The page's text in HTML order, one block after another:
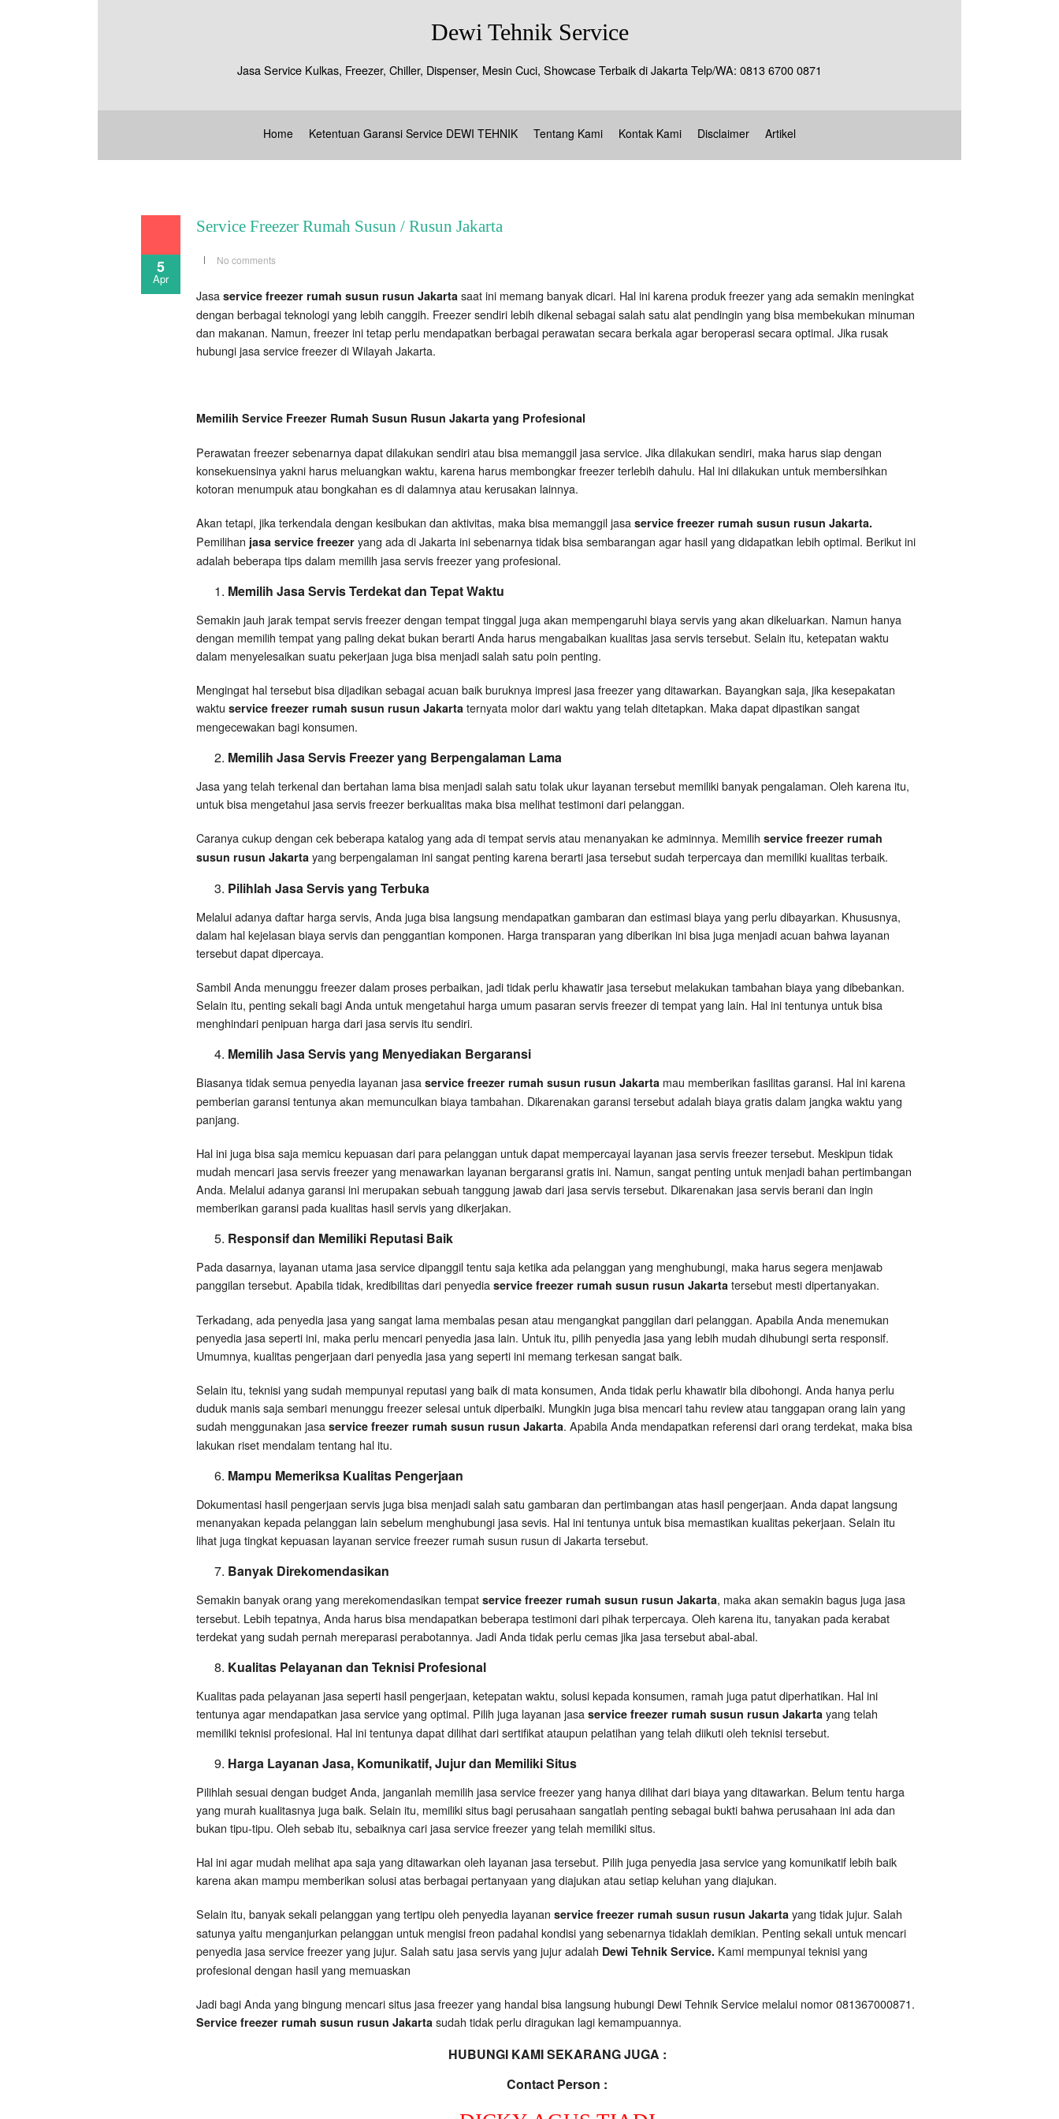
Dewi Tehnik Service
Jasa Service Kulkas, Freezer, Chiller, Dispenser, Mesin Cuci, Showcase Terbaik di Jakarta Telp/WA: 0813 6700 0871
Home Ketentuan Garansi Service DEWI TEHNIK Tentang Kami Kontak Kami Disclaimer Artikel
5
Apr
Service Freezer Rumah Susun / Rusun Jakarta
No comments
Jasa service freezer rumah susun rusun Jakarta saat ini memang banyak dicari. Hal ini karena produk freezer yang ada semakin meningkat
dengan berbagai teknologi yang lebih canggih. Freezer sendiri lebih dikenal sebagai salah satu alat pendingin yang bisa membekukan minuman
dan makanan. Namun, freezer ini tetap perlu mendapatkan berbagai perawatan secara berkala agar beroperasi secara optimal. Jika rusak
hubungi jasa service freezer di Wilayah Jakarta.
Memilih Service Freezer Rumah Susun Rusun Jakarta yang Profesional
Perawatan freezer sebenarnya dapat dilakukan sendiri atau bisa memanggil jasa service. Jika dilakukan sendiri, maka harus siap dengan
konsekuensinya yakni harus meluangkan waktu, karena harus membongkar freezer terlebih dahulu. Hal ini dilakukan untuk membersihkan
kotoran menumpuk atau bongkahan es di dalamnya atau kerusakan lainnya.
Akan tetapi, jika terkendala dengan kesibukan dan aktivitas, maka bisa memanggil jasa service freezer rumah susun rusun Jakarta.
Pemilihan jasa service freezer yang ada di Jakarta ini sebenarnya tidak bisa sembarangan agar hasil yang didapatkan lebih optimal. Berikut ini
adalah beberapa tips dalam memilih jasa servis freezer yang profesional.
Memilih Jasa Servis Terdekat dan Tepat Waktu
Semakin jauh jarak tempat servis freezer dengan tempat tinggal juga akan mempengaruhi biaya servis yang akan dikeluarkan. Namun hanya
dengan memilih tempat yang paling dekat bukan berarti Anda harus mengabaikan kualitas jasa servis tersebut. Selain itu, ketepatan waktu
dalam menyelesaikan suatu pekerjaan juga bisa menjadi salah satu poin penting.
Mengingat hal tersebut bisa dijadikan sebagai acuan baik buruknya impresi jasa freezer yang ditawarkan. Bayangkan saja, jika kesepakatan
waktu service freezer rumah susun rusun Jakarta ternyata molor dari waktu yang telah ditetapkan. Maka dapat dipastikan sangat
mengecewakan bagi konsumen.
Memilih Jasa Servis Freezer yang Berpengalaman Lama
Jasa yang telah terkenal dan bertahan lama bisa menjadi salah satu tolak ukur layanan tersebut memiliki banyak pengalaman. Oleh karena itu,
untuk bisa mengetahui jasa servis freezer berkualitas maka bisa melihat testimoni dari pelanggan.
Caranya cukup dengan cek beberapa katalog yang ada di tempat servis atau menanyakan ke adminnya. Memilih service freezer rumah
susun rusun Jakarta yang berpengalaman ini sangat penting karena berarti jasa tersebut sudah terpercaya dan memiliki kualitas terbaik.
Pilihlah Jasa Servis yang Terbuka
Melalui adanya daftar harga servis, Anda juga bisa langsung mendapatkan gambaran dan estimasi biaya yang perlu dibayarkan. Khususnya,
dalam hal kejelasan biaya servis dan penggantian komponen. Harga transparan yang diberikan ini bisa juga menjadi acuan bahwa layanan
tersebut dapat dipercaya.
Sambil Anda menunggu freezer dalam proses perbaikan, jadi tidak perlu khawatir jasa tersebut melakukan tambahan biaya yang dibebankan.
Selain itu, penting sekali bagi Anda untuk mengetahui harga umum pasaran servis freezer di tempat yang lain. Hal ini tentunya untuk bisa
menghindari penipuan harga dari jasa servis itu sendiri.
Memilih Jasa Servis yang Menyediakan Bergaransi
Biasanya tidak semua penyedia layanan jasa service freezer rumah susun rusun Jakarta mau memberikan fasilitas garansi. Hal ini karena
pemberian garansi tentunya akan memunculkan biaya tambahan. Dikarenakan garansi tersebut adalah biaya gratis dalam jangka waktu yang
panjang.
Hal ini juga bisa saja memicu kepuasan dari para pelanggan untuk dapat mempercayai layanan jasa servis freezer tersebut. Meskipun tidak
mudah mencari jasa servis freezer yang menawarkan layanan bergaransi gratis ini. Namun, sangat penting untuk menjadi bahan pertimbangan
Anda. Melalui adanya garansi ini merupakan sebuah tanggung jawab dari jasa servis tersebut. Dikarenakan jasa servis berani dan ingin
memberikan garansi pada kualitas hasil servis yang dikerjakan.
Responsif dan Memiliki Reputasi Baik
Pada dasarnya, layanan utama jasa service dipanggil tentu saja ketika ada pelanggan yang menghubungi, maka harus segera menjawab
panggilan tersebut. Apabila tidak, kredibilitas dari penyedia service freezer rumah susun rusun Jakarta tersebut mesti dipertanyakan.
Terkadang, ada penyedia jasa yang sangat lama membalas pesan atau mengangkat panggilan dari pelanggan. Apabila Anda menemukan
penyedia jasa seperti ini, maka perlu mencari penyedia jasa lain. Untuk itu, pilih penyedia jasa yang lebih mudah dihubungi serta responsif.
Umumnya, kualitas pengerjaan dari penyedia jasa yang seperti ini memang terkesan sangat baik.
Selain itu, teknisi yang sudah mempunyai reputasi yang baik di mata konsumen, Anda tidak perlu khawatir bila dibohongi. Anda hanya perlu
duduk manis saja sembari menunggu freezer selesai untuk diperbaiki. Mungkin juga bisa mencari tahu review atau tanggapan orang lain yang
sudah menggunakan jasa service freezer rumah susun rusun Jakarta. Apabila Anda mendapatkan referensi dari orang terdekat, maka bisa
lakukan riset mendalam tentang hal itu.
Mampu Memeriksa Kualitas Pengerjaan
Dokumentasi hasil pengerjaan servis juga bisa menjadi salah satu gambaran dan pertimbangan atas hasil pengerjaan. Anda dapat langsung
menanyakan kepada pelanggan lain sebelum menghubungi jasa sevis. Hal ini tentunya untuk bisa memastikan kualitas pekerjaan. Selain itu
lihat juga tingkat kepuasan layanan service freezer rumah susun rusun di Jakarta tersebut.
Banyak Direkomendasikan
Semakin banyak orang yang merekomendasikan tempat service freezer rumah susun rusun Jakarta, maka akan semakin bagus juga jasa
tersebut. Lebih tepatnya, Anda harus bisa mendapatkan beberapa testimoni dari pihak terpercaya. Oleh karena itu, tanyakan pada kerabat
terdekat yang sudah pernah mereparasi perabotannya. Jadi Anda tidak perlu cemas jika jasa tersebut abal-abal.
Kualitas Pelayanan dan Teknisi Profesional
Kualitas pada pelayanan jasa seperti hasil pengerjaan, ketepatan waktu, solusi kepada konsumen, ramah juga patut diperhatikan. Hal ini
tentunya agar mendapatkan jasa service yang optimal. Pilih juga layanan jasa service freezer rumah susun rusun Jakarta yang telah
memiliki teknisi profesional. Hal ini tentunya dapat dilihat dari sertifikat ataupun pelatihan yang telah diikuti oleh teknisi tersebut.
Harga Layanan Jasa, Komunikatif, Jujur dan Memiliki Situs
Pilihlah sesuai dengan budget Anda, janganlah memilih jasa service freezer yang hanya dilihat dari biaya yang ditawarkan. Belum tentu harga
yang murah kualitasnya juga baik. Selain itu, memiliki situs bagi perusahaan sangatlah penting sebagai bukti bahwa perusahaan ini ada dan
bukan tipu-tipu. Oleh sebab itu, sebaiknya cari jasa service freezer yang telah memiliki situs.
Hal ini agar mudah melihat apa saja yang ditawarkan oleh layanan jasa tersebut. Pilih juga penyedia jasa service yang komunikatif lebih baik
karena akan mampu memberikan solusi atas berbagai pertanyaan yang diajukan atau setiap keluhan yang diajukan.
Selain itu, banyak sekali pelanggan yang tertipu oleh penyedia layanan service freezer rumah susun rusun Jakarta yang tidak jujur. Salah
satunya yaitu menganjurkan pelanggan untuk mengisi freon padahal kondisi yang sebenarnya tidaklah demikian. Penting sekali untuk mencari
penyedia jasa service freezer yang jujur. Salah satu jasa servis yang jujur adalah Dewi Tehnik Service. Kami mempunyai teknisi yang
profesional dengan hasil yang memuaskan
Jadi bagi Anda yang bingung mencari situs jasa freezer yang handal bisa langsung hubungi Dewi Tehnik Service melalui nomor 081367000871.
Service freezer rumah susun rusun Jakarta sudah tidak perlu diragukan lagi kemampuannya.
HUBUNGI KAMI SEKARANG JUGA :
Contact Person :